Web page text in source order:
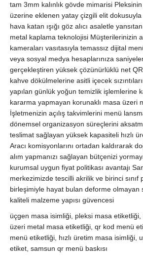
tam 3mm kalınlık gövde mimarisi Pleksinin
üzerine eklenen yatay çizgili elit
hava katan ışığı göz alıcı asaletle
metal kaplama teknolojisi Müşterilerinizin
kameraları vasıtasıyla temassız dijital
veya sosyal medya hesaplarınıza
gerçekleştiren yüksek çözünürlüklü net
kahve dökülmelerine asitli içecek
yapılan günlük yoğun temizlik işlemlerine
kararma yapmayan korunaklı masa üzeri
İşletmenizin açılış takvimlerini menü
dönemsel organizasyon süreçlerini
teslimat sağlayan yüksek kapasiteli hızlı
Aracı komisyonlarını ortadan kaldırarak
alım yapmanızı sağlayan bütçenizi
kurumsal uygun fiyat politikası avantajı
merkezimizde tescilli akrilik ve birinci sınıf
birleşimiyle hayat bulan deforme olmayan
kaliteli malzeme yapısı güvencesi
üçgen masa isimliği, pleksi masa etiketliği,
üzeri metal masa etiketliği, qr kod menü
menü etiketliği, hızlı üretim masa isimliği,
etiket, samsun qr menü baskısı